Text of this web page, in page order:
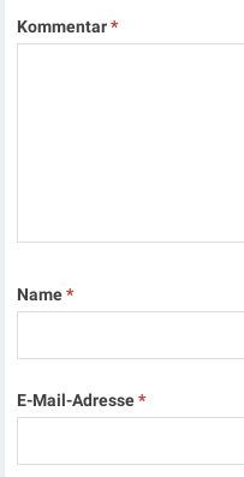
Kommentar*
Name*
E-Mail-Adresse*